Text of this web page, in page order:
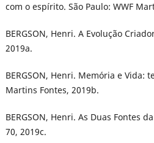
com o espírito. São Paulo: WWF
BERGSON, Henri. A Evolução
2019a.
BERGSON, Henri. Memória e Vida:
Martins Fontes, 2019b.
BERGSON, Henri. As Duas Fontes
70, 2019c.